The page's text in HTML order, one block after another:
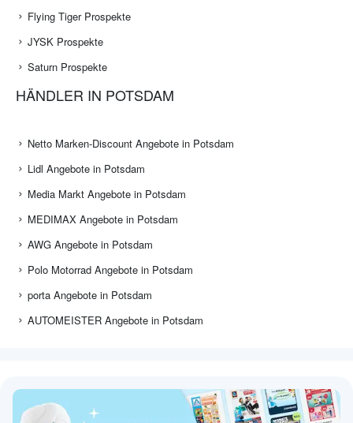
Flying Tiger Prospekte
JYSK Prospekte
Saturn Prospekte
HÄNDLER IN POTSDAM
Netto Marken-Discount Angebote in Potsdam
Lidl Angebote in Potsdam
Media Markt Angebote in Potsdam
MEDIMAX Angebote in Potsdam
AWG Angebote in Potsdam
Polo Motorrad Angebote in Potsdam
porta Angebote in Potsdam
AUTOMEISTER Angebote in Potsdam